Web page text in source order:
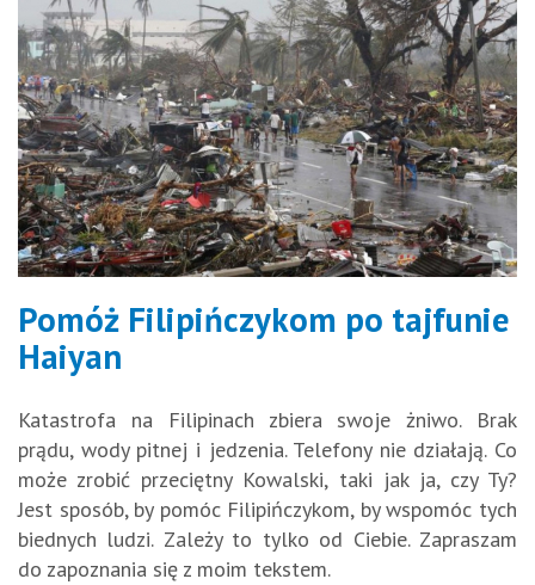
Pomóż Filipińczykom po tajfunie
Haiyan
Katastrofa na Filipinach zbiera swoje żniwo. Brak
prądu, wody pitnej i jedzenia. Telefony nie działają. Co
może zrobić przeciętny Kowalski, taki jak ja, czy Ty?
Jest sposób, by pomóc Filipińczykom, by wspomóc tych
biednych ludzi. Zależy to tylko od Ciebie. Zapraszam
do zapoznania się z moim tekstem.